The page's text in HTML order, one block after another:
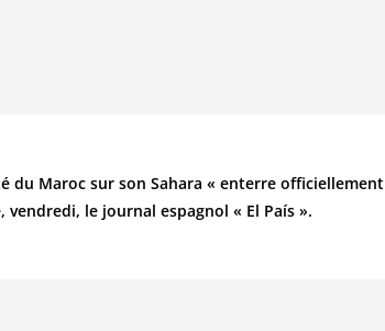
du Maroc sur son Sahara « enterre officiellement
le journal espagnol « El País ».